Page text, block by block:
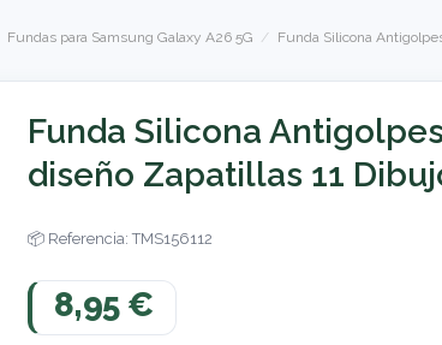
Fundas para Samsung Galaxy A26 5G Funda Silicona
Funda Silicona
diseño Zapatillas 11
Referencia: TMS156112
8,95 €